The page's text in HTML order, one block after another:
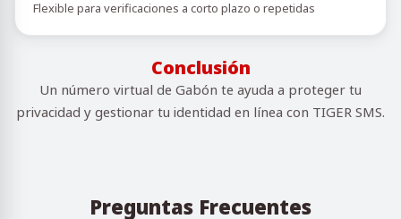
Flexible para verificaciones a corto plazo o repetidas
Conclusión
Un número virtual de Gabón te ayuda a proteger tu
privacidad y gestionar tu identidad en línea con TIGER SMS.
Preguntas Frecuentes